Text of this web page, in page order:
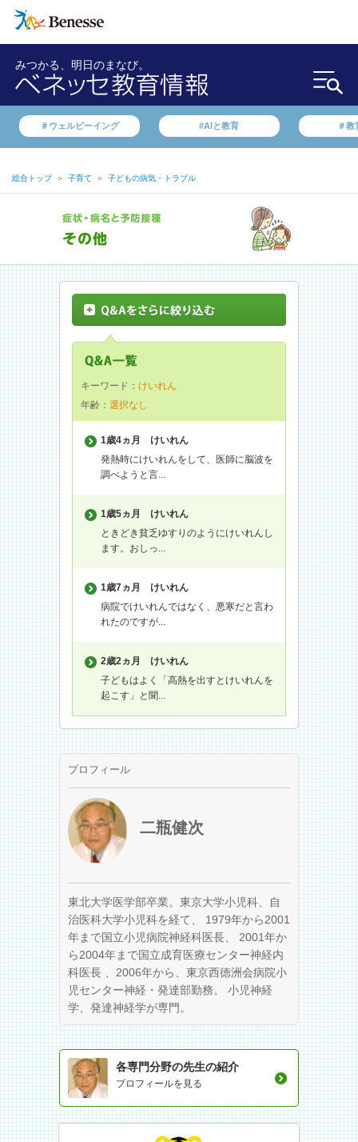
みつかる、明日のまなび。
＃ウェルビーイング #AIと教育 ＃教
総合トップ ＞ 子育て ＞ 子どもの病気・トラブル
キーワード： けいれん
年齢： 選択なし
1歳4ヵ月
けいれん
発熱時にけいれんをして、医師に脳波を
調べようと言...
1歳5ヵ月
けいれん
ときどき貧乏ゆすりのようにけいれんし
ます。おしっ...
1歳7ヵ月
けいれん
病院でけいれんではなく、悪寒だと言わ
れたのですが...
2歳2ヵ月
けいれん
子どもはよく「高熱を出すとけいれんを
起こす」と聞...
プロフィール
二瓶健次
東北大学医学部卒業。東京大学小児科、自
治医科大学小児科を経て、 1979年から2001
年まで国立小児病院神経科医長、 2001年か
ら2004年まで国立成育医療センター神経内
科医長 、2006年から、東京西徳洲会病院小
児センター神経・発達部勤務。 小児神経
学、発達神経学が専門。
各専門分野の先生の紹介
プロフィールを見る